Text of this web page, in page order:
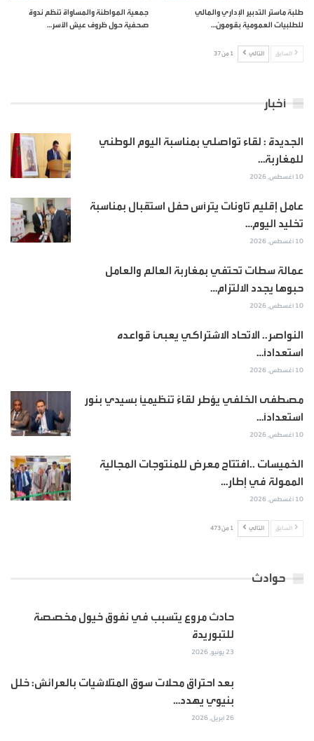
طلبة ماستر التدبير الإداري والمالي
للطلبيات العمومية بقومون…
جمعية المواطنة والمساواة تنظم ندوة
صحفية حول ظروف عيش الأسر…
السابق التالي 1 من 37
أخبار
الجديدة : لقاء تواصلي بمناسبة اليوم الوطني
للمغاربة…
10 أغسطس, 2026
عامل إقليم تاونات يترأس حفل استقبال بمناسبة
تخليد اليوم…
10 أغسطس, 2026
عمالة سطات تحتفي بمغاربة العالم والعامل
حبوها يجدد الالتزام…
10 أغسطس, 2026
النواصر.. الاتحاد الاشتراكي يعبئ قواعده
استعداداً…
10 أغسطس, 2026
مصطفى الخلفي يؤطر لقاءً تنظيمياً بسيدي بنور
استعداداً…
10 أغسطس, 2026
الخميسات ..افتتاح معرض للمنتوجات المجالية
الممولة في إطار…
10 أغسطس, 2026
السابق التالي 1 من 473
حوادث
حادث مروع يتسبب في نفوق خيول مخصصة
للتبوريدة
23 يونيو, 2026
بعد احتراق محلات سوق المتلاشيات بالعرائش: خلل
بنيوي يهدد…
26 أبريل, 2026